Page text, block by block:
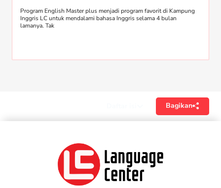
Program English Master plus menjadi program favorit di Kampung
Inggris LC untuk mendalami bahasa Inggris selama 4 bulan
lamanya. Tak
Bagikan